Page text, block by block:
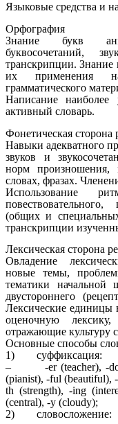
Языковые средства и
Орфография
Знание букв
буквосочетаний,
транскрипции.
их применения
грамматического
Написание
активный словарь.
Фонетическая сторона
Навыки адекватного
звуков и
норм произношения,
словах, фразах.
Использование
(общих и
транскрипции
Лексическая сторона
Овладение
новые темы,
тематики начальной
двустороннего
Лексические единицы
оценочную
отражающие культуру
Основные способы
1) суффиксация:
– -er (teacher),-
(pianist), -ful (beautiful),
th (strength), -ing
(central), -y (cloudy);
2) словосложение: